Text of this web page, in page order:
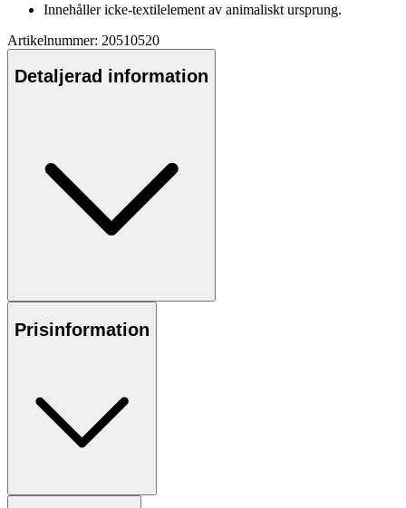
Innehåller icke-textilelement av animaliskt ursprung.
Artikelnummer: 20510520
Detaljerad information
Prisinformation